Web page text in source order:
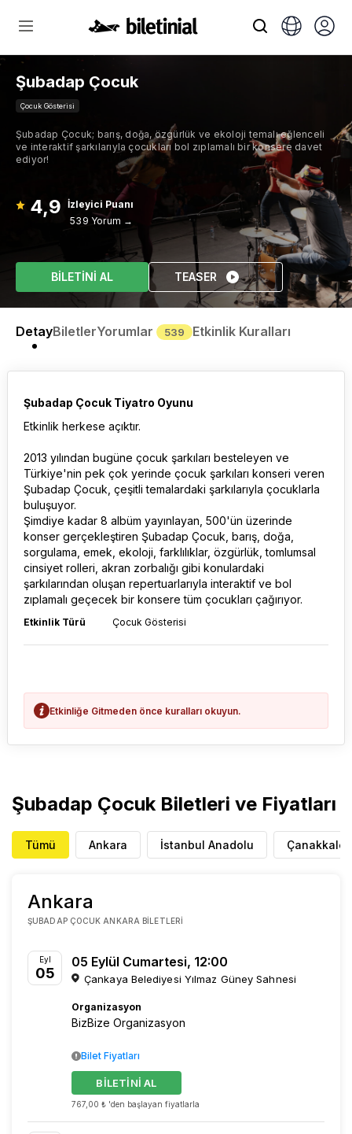
Şubadap Çocuk
Çocuk Gösterisi
Şubadap Çocuk; barış, doğa, özgürlük ve ekoloji temalı eğlenceli
ve interaktif şarkılarıyla çocukları bol zıplamalı bir konsere davet
ediyor!
4,9 İzleyici Puanı
539 Yorum →
BİLETİNİ AL TEASER
DetayBiletlerYorumlar 539 Etkinlik Kuralları
Şubadap Çocuk Tiyatro Oyunu
Etkinlik herkese açıktır.
2013 yılından bugüne çocuk şarkıları besteleyen ve
Türkiye'nin pek çok yerinde çocuk şarkıları konseri veren
Şubadap Çocuk, çeşitli temalardaki şarkılarıyla çocuklarla
buluşuyor.
Şimdiye kadar 8 albüm yayınlayan, 500'ün üzerinde
konser gerçekleştiren Şubadap Çocuk, barış, doğa,
sorgulama, emek, ekoloji, farklılıklar, özgürlük, tomlumsal
cinsiyet rolleri, akran zorbalığı gibi konulardaki
şarkılarından oluşan repertuarlarıyla interaktif ve bol
zıplamalı geçecek bir konsere tüm çocukları çağırıyor.
Etkinlik Türü Çocuk Gösterisi
Etkinliğe Gitmeden önce kuralları okuyun.
Şubadap Çocuk Biletleri ve Fiyatları
Tümü Ankara İstanbul Anadolu Çanakkale
Ankara
ŞUBADAP ÇOCUK ANKARA BILETLERI
Eyl
05
05 Eylül Cumartesi, 12:00
Çankaya Belediyesi Yılmaz Güney Sahnesi
Organizasyon
BizBize Organizasyon
767,00 ₺ 'den başlayan fiyatlarla
BİLETİNİ AL
Bilet Fiyatları